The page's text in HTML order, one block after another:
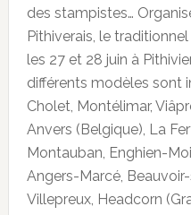
des stampistes…
Pithiverais, le
les 27 et 28 juin à
différents modèles sont
Cholet, Montélimar,
Anvers (Belgique), La
Montauban, Enghien-
Angers-Marcé,
Villepreux, Headcorn